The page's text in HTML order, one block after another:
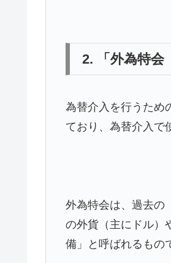
2. 「外為特会
為替介入を行うため
ており、為替介入で
外為特会は、過去の
の外貨（主にドル）
備」と呼ばれるもの